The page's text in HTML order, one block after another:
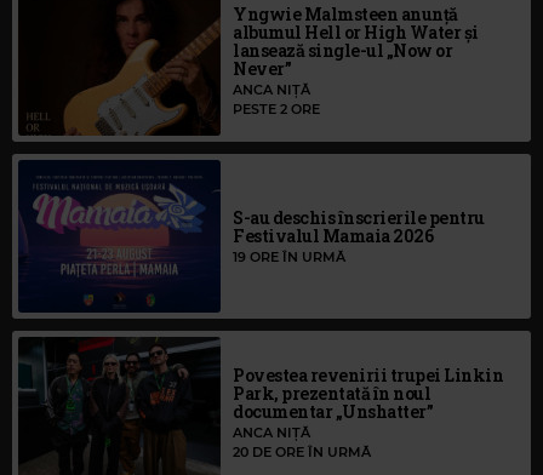
Yngwie Malmsteen anunță
albumul Hell or High Water și
lansează single-ul „Now or
Never”
ANCA NIȚĂ
PESTE 2 ORE
S-au deschis înscrierile pentru
Festivalul Mamaia 2026
19 ORE ÎN URMĂ
Povestea revenirii trupei Linkin
Park, prezentată în noul
documentar „Unshatter”
ANCA NIȚĂ
20 DE ORE ÎN URMĂ